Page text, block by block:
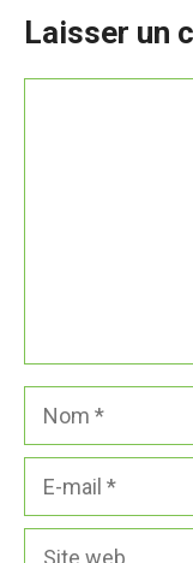
Laisser un